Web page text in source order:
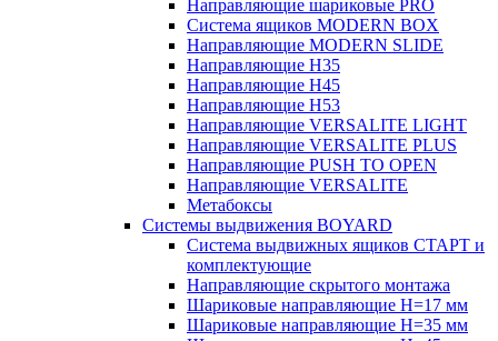
Направляющие шариковые PRO
Система ящиков MODERN BOX
Направляющие MODERN SLIDE
Направляющие H35
Направляющие H45
Направляющие H53
Направляющие VERSALITE LIGHT
Направляющие VERSALITE PLUS
Направляющие PUSH TO OPEN
Направляющие VERSALITE
Метабоксы
Системы выдвижения BOYARD
Система выдвижных ящиков СТАРТ и
комплектующие
Направляющие скрытого монтажа
Шариковые направляющие H=17 мм
Шариковые направляющие H=35 мм